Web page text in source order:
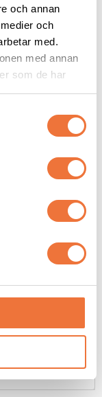
och annan
och
med.
med annan
som de har